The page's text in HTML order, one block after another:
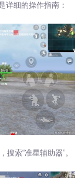
详细的操作指南：
搜索“准星辅助器”。